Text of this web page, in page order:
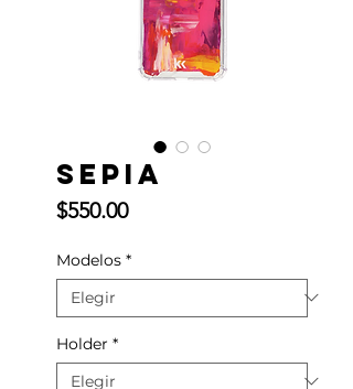
Sepia
$550.00Precio
Modelos *
Holder *